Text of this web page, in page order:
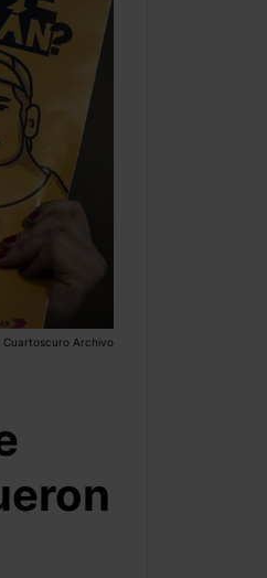
Cuartoscuro Archivo